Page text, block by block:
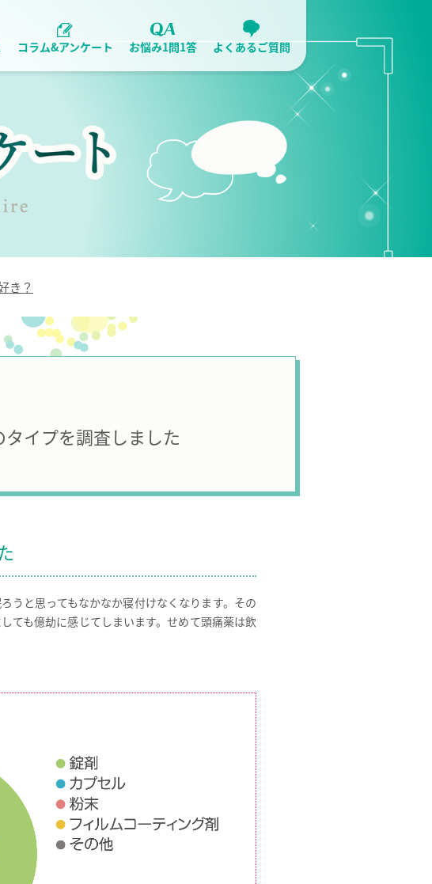
コラム&アンケート お悩み1問1答 よくあるご質問
き？
イプを調査しました
うと思ってもなかなか寝付けなくなります。その
ても億劫に感じてしまいます。せめて頭痛薬は飲